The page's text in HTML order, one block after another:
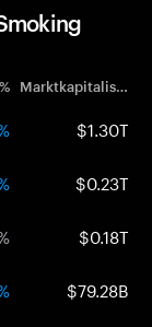
Marktkapitalisierung
$1.30T
$0.23T
$0.18T
$79.28B